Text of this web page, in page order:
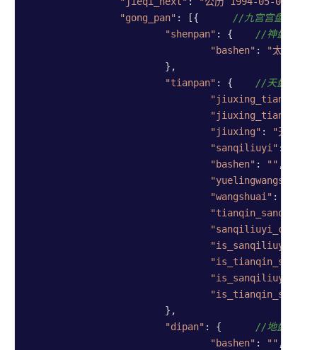
"gong_pan" : [{ //九宫宫盘0信息
"shenpan" : { //神盘信息
"bashen" : "太阴"
"tianpan" : { //天盘信息
"jiuxing_tianqin"
"jiuxing" : "天芮"
"sanqiliuyi" :
"bashen" : ""
"yuelingwangshuai"
"wangshuai" :
"dipan" : { //地盘信息
"bashen" : ""